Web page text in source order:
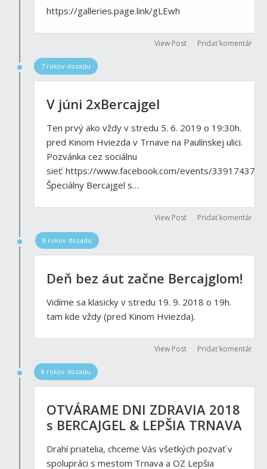
https://galleries.page.link/gLEwh
View Post Pridať komentár
7 rokov dozadu
V júni 2xBercajgel
Ten prvý ako vždy v stredu 5. 6. 2019 o 19:30h.
pred Kinom Hviezda v Trnave na Paulínskej ulici.
Pozvánka cez sociálnu
sieť: https://www.facebook.com/events/
Špeciálny Bercajgel s…
View Post Pridať komentár
8 rokov dozadu
Deň bez áut začne Bercajglom!
Vidíme sa klasicky v stredu 19. 9. 2018 o 19h.
tam kde vždy (pred Kinom Hviezda).
View Post Pridať komentár
8 rokov dozadu
OTVÁRAME DNI ZDRAVIA 2018
s BERCAJGEL & LEPŠIA TRNAVA
Drahí priatelia, chceme Vás všetkých pozvať v
spolupráci s mestom Trnava a OZ Lepšia